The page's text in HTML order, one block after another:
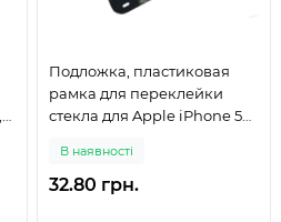
Подложка, пластиковая
рамка для переклейки
стекла для Apple iPhone 5C,
В наявності
32.80 грн.